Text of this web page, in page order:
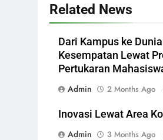
Related News
Dari Kampus ke
Kesempatan Lewat
Pertukaran
Admin
2 Months Ago
Inovasi Lewat Area
Admin
3 Months Ago